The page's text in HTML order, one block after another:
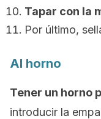
Tapar con la
Por último,
Al horno
Tener un horno
introducir la